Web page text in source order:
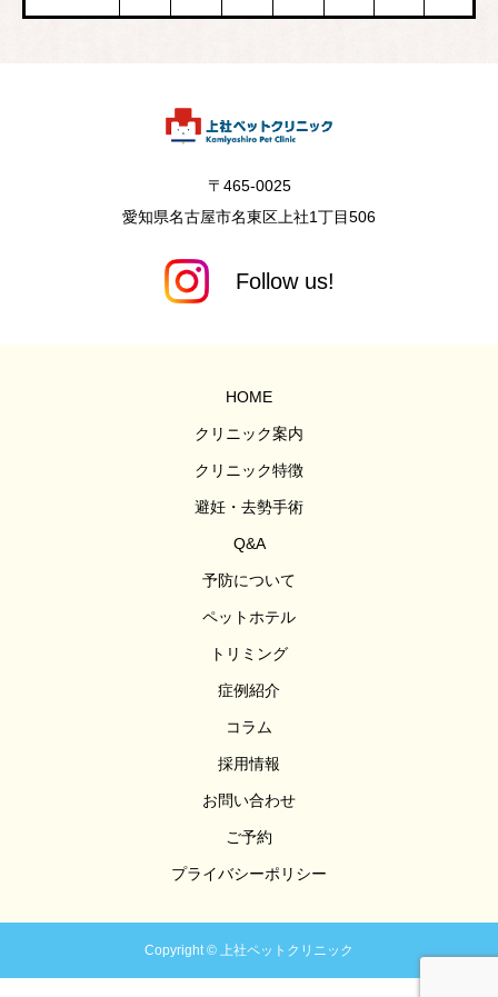
〒465-0025
愛知県名古屋市名東区上社1丁目506
HOME
クリニック案内
クリニック特徴
避妊・去勢手術
Q&A
予防について
ペットホテル
トリミング
症例紹介
コラム
採用情報
お問い合わせ
ご予約
プライバシーポリシー
Copyright © 上社ペットクリニック